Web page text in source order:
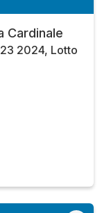
Cardinale
2024, Lotto